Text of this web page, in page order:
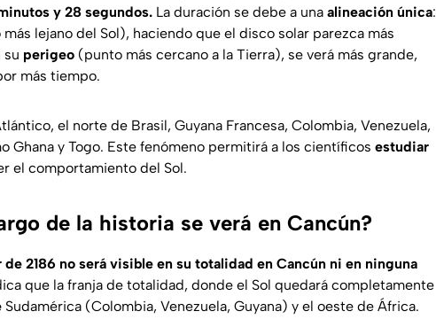
y 28 segundos. La duración se debe a una alineación única:
lejano del Sol), haciendo que el disco solar parezca más
su perigeo (punto más cercano a la Tierra), se verá más grande,
más tiempo.
el norte de Brasil, Guyana Francesa, Colombia, Venezuela,
Ghana y Togo. Este fenómeno permitirá a los científicos estudiar
el comportamiento del Sol.
de la historia se verá en Cancún?
2186 no será visible en su totalidad en Cancún ni en ninguna
que la franja de totalidad, donde el Sol quedará completamente
Sudamérica (Colombia, Venezuela, Guyana) y el oeste de África.